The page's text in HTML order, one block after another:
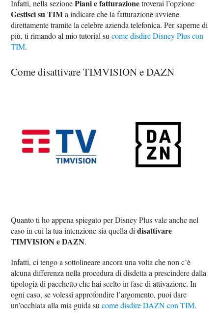
Infatti, nella sezionePiani e fatturazionetroverai l’opzione
Gestisci su TIMa indicare che la fatturazione avviene
direttamente tramite la celebre azienda telefonica. Per saperne di
più, ti rimando al mio tutorial sucome disdire Disney Plus con
TIM.
Come disattivare TIMVISION e DAZN
Quanto ti ho appena spiegato per Disney Plus vale anche nel
caso in cui la tua intenzione sia quella didisattivare
TIMVISION e DAZN.
Infatti, ci tengo a sottolineare ancora una volta che non c’è
alcuna differenza nella procedura di disdetta a prescindere dalla
tipologia di pacchetto che hai scelto in fase di attivazione. In
ogni caso, se volessi approfondire l’argomento, puoi dare
un’occhiata alla mia guida sucome disdire DAZN con TIM.